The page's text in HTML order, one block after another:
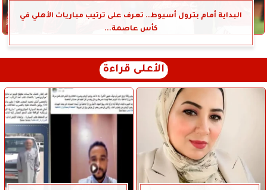
البداية أمام بترول أسيوط.. تعرف على ترتيب مباريات الأهلي في
كأس عاصمة...
الأعلى قراءة